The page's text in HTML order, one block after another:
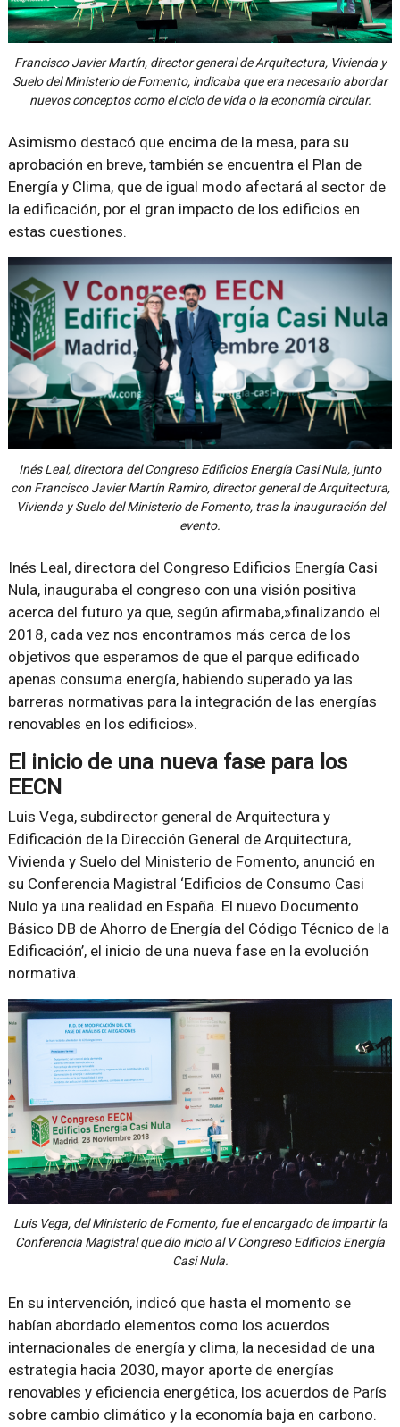
Francisco Javier Martín, director general de Arquitectura, Vivienda y
Suelo del Ministerio de Fomento, indicaba que era necesario abordar
nuevos conceptos como el ciclo de vida o la economía circular.
Asimismo destacó que encima de la mesa, para su
aprobación en breve, también se encuentra el Plan de
Energía y Clima, que de igual modo afectará al sector de
la edificación, por el gran impacto de los edificios en
estas cuestiones.
Inés Leal, directora del Congreso Edificios Energía Casi Nula, junto
con Francisco Javier Martín Ramiro, director general de Arquitectura,
Vivienda y Suelo del Ministerio de Fomento, tras la inauguración del
evento.
Inés Leal, directora del Congreso Edificios Energía Casi
Nula, inauguraba el congreso con una visión positiva
acerca del futuro ya que, según afirmaba,»finalizando el
2018, cada vez nos encontramos más cerca de los
objetivos que esperamos de que el parque edificado
apenas consuma energía, habiendo superado ya las
barreras normativas para la integración de las energías
renovables en los edificios».
El inicio de una nueva fase para los
EECN
Luis Vega, subdirector general de Arquitectura y
Edificación de la Dirección General de Arquitectura,
Vivienda y Suelo del Ministerio de Fomento, anunció en
su Conferencia Magistral ‘Edificios de Consumo Casi
Nulo ya una realidad en España. El nuevo Documento
Básico DB de Ahorro de Energía del Código Técnico de la
Edificación’, el inicio de una nueva fase en la evolución
normativa.
Luis Vega, del Ministerio de Fomento, fue el encargado de impartir la
Conferencia Magistral que dio inicio al V Congreso Edificios Energía
Casi Nula.
En su intervención, indicó que hasta el momento se
habían abordado elementos como los acuerdos
internacionales de energía y clima, la necesidad de una
estrategia hacia 2030, mayor aporte de energías
renovables y eficiencia energética, los acuerdos de París
sobre cambio climático y la economía baja en carbono.